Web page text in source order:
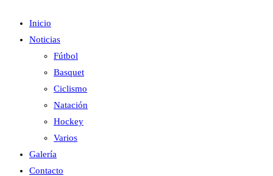
Inicio
Noticias
Fútbol
Basquet
Ciclismo
Natación
Hockey
Varios
Galería
Contacto